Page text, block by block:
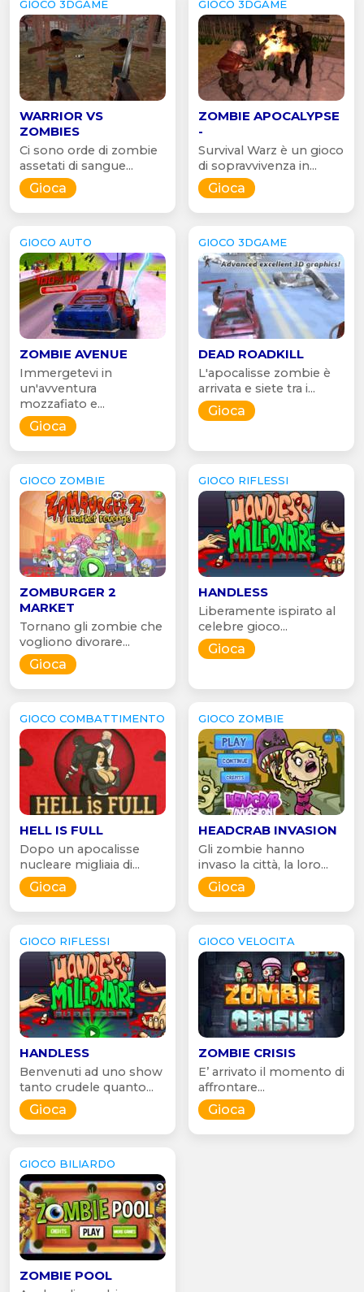
GIOCO 3DGAME
WARRIOR VS
ZOMBIES
Ci sono orde di zombie
assetati di sangue...
Gioca
GIOCO 3DGAME
ZOMBIE APOCALYPSE
-
Survival Warz è un gioco
di sopravvivenza in...
Gioca
GIOCO AUTO
ZOMBIE AVENUE
Immergetevi in
un'avventura
mozzafiato e...
Gioca
GIOCO 3DGAME
DEAD ROADKILL
L'apocalisse zombie è
arrivata e siete tra i...
Gioca
GIOCO ZOMBIE
ZOMBURGER 2
MARKET
Tornano gli zombie che
vogliono divorare...
Gioca
GIOCO RIFLESSI
HANDLESS
Liberamente ispirato al
celebre gioco...
Gioca
GIOCO COMBATTIMENTO
HELL IS FULL
Dopo un apocalisse
nucleare migliaia di...
Gioca
GIOCO ZOMBIE
HEADCRAB INVASION
Gli zombie hanno
invaso la città, la loro...
Gioca
GIOCO RIFLESSI
HANDLESS
Benvenuti ad uno show
tanto crudele quanto...
Gioca
GIOCO VELOCITA
ZOMBIE CRISIS
E’ arrivato il momento di
affrontare...
Gioca
GIOCO BILIARDO
ZOMBIE POOL